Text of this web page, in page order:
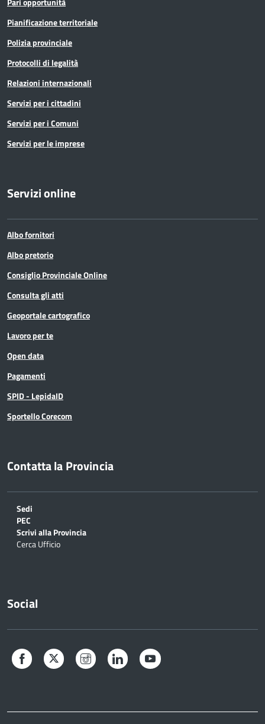
Pianificazione territoriale
Polizia provinciale
Protocolli di legalità
Relazioni internazionali
Servizi per i cittadini
Servizi per i Comuni
Servizi per le imprese
Servizi online
Albo fornitori
Albo pretorio
Consiglio Provinciale Online
Consulta gli atti
Geoportale cartografico
Lavoro per te
Open data
Pagamenti
SPID - LepidaID
Sportello Corecom
Contatta la Provincia
Sedi
PEC
Scrivi alla Provincia
Cerca Ufficio
Social
Facebook Twitter Instagram LinkedIn